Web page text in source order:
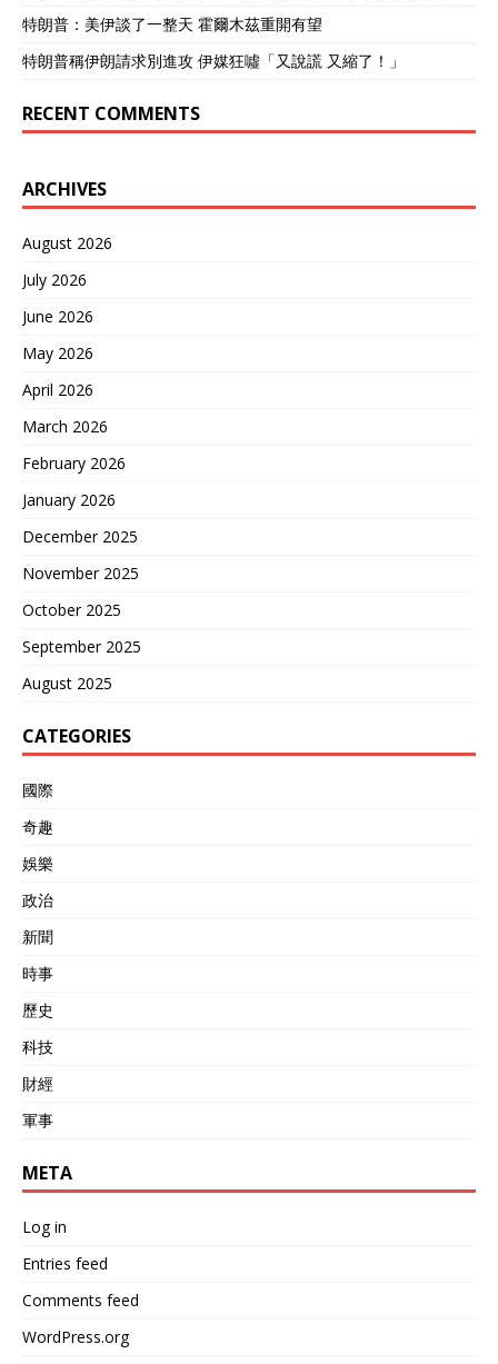
特朗普：美伊談了一整天 霍爾木茲重開有望
特朗普稱伊朗請求別進攻 伊媒狂噓「又說謊 又縮了！」
RECENT COMMENTS
ARCHIVES
August 2026
July 2026
June 2026
May 2026
April 2026
March 2026
February 2026
January 2026
December 2025
November 2025
October 2025
September 2025
August 2025
CATEGORIES
國際
奇趣
娛樂
政治
新聞
時事
歷史
科技
財經
軍事
META
Log in
Entries feed
Comments feed
WordPress.org